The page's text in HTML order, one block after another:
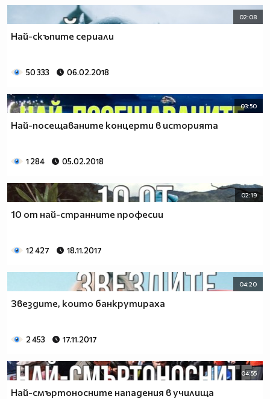
02:08
Най-скъпите сериали
50 333 06.02.2018
03:50
Най-посещаваните концерти в историята
1 284 05.02.2018
02:19
10 от най-странните професии
12 427 18.11.2017
04:20
Звездите, които банкрутираха
2 453 17.11.2017
04:55
Най-смъртоносните нападения в училища